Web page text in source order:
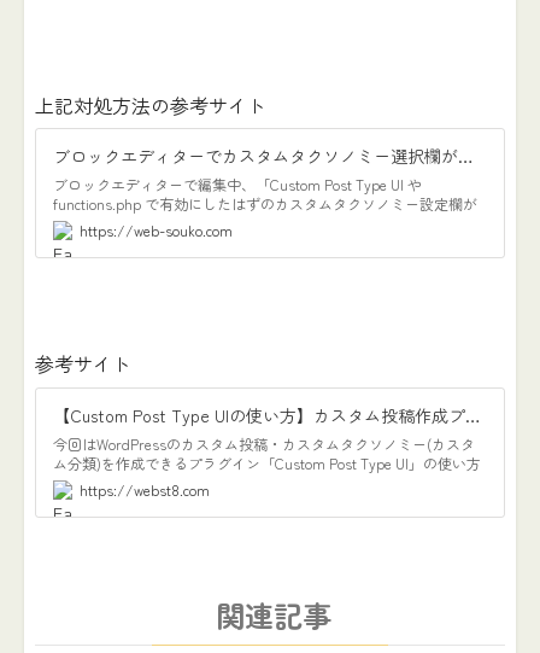
上記対処方法の参考サイト
ブロックエディターでカスタムタクソノミー選択欄が表示されていない場合【WordPress】
ブロックエディターで編集中、「Custom Post Type UI や
functions.php で有効にしたはずのカスタムタクソノミー設定欄が
見当たらない」という場合の解決方法になります。使用したバージ
ョン WordPress 5.9
https://web-souko.com
参考サイト
【Custom Post Type UIの使い方】カスタム投稿作成プラグインCPT UI
今回はWordPressのカスタム投稿・カスタムタクソノミー(カスタ
ム分類)を作成できるプラグイン「Custom Post Type UI」の使い方
をご紹介します。 「Custom Post Type
https://webst8.com
関連記事